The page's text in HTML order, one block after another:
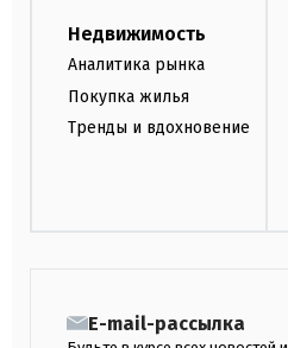
Недвижимость
Аналитика рынка
Покупка жилья
Тренды и вдохновение
E-mail-рассылка